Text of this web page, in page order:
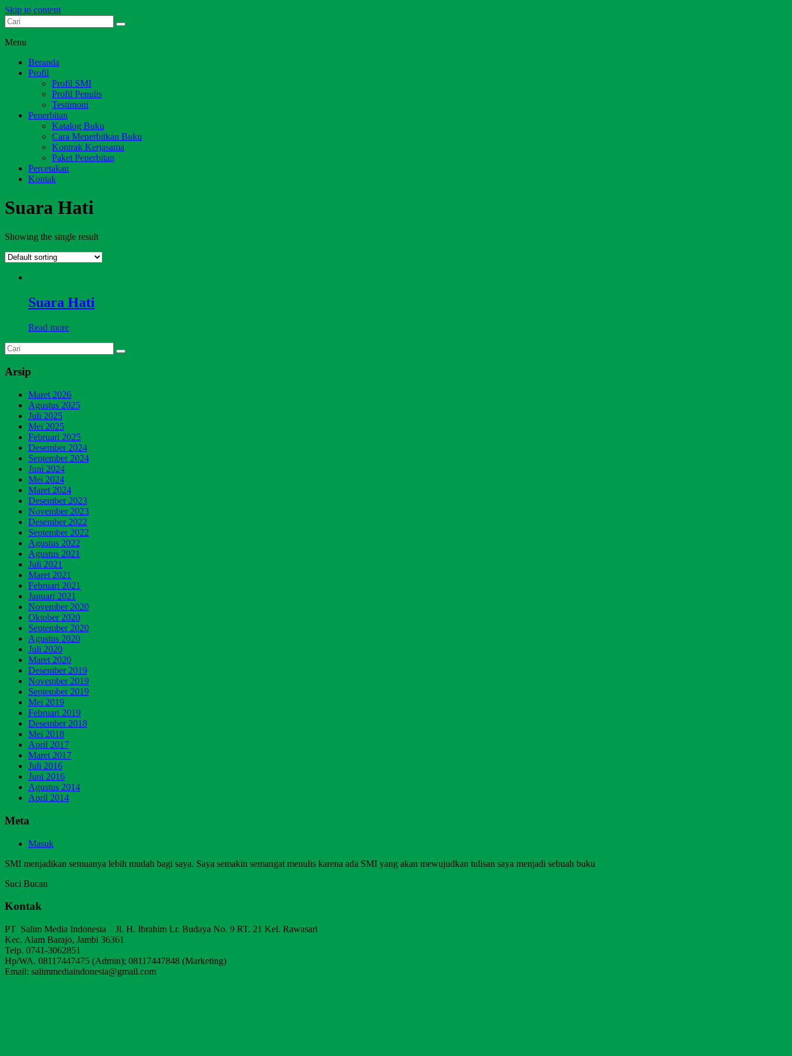
Skip to content
Dari Jambi untuk Indonesia
Menu
Beranda
Profil
Profil SMI
Profil Penulis
Testimoni
Penerbitan
Katalog Buku
Cara Menerbitkan Buku
Kontrak Kerjasama
Paket Penerbitan
Percetakan
Kontak
Suara Hati
Showing the single result
Suara Hati
Read more
Arsip
Maret 2026
Agustus 2025
Juli 2025
Mei 2025
Februari 2025
Desember 2024
September 2024
Juni 2024
Mei 2024
Maret 2024
Desember 2023
November 2023
Desember 2022
September 2022
Agustus 2022
Agustus 2021
Juli 2021
Maret 2021
Februari 2021
Januari 2021
November 2020
Oktober 2020
September 2020
Agustus 2020
Juli 2020
Maret 2020
Desember 2019
November 2019
September 2019
Mei 2019
Februari 2019
Desember 2018
Mei 2018
April 2017
Maret 2017
Juli 2016
Juni 2016
Agustus 2014
April 2014
Meta
Masuk
SMI menjadikan semuanya lebih mudah bagi saya. Saya semakin semangat menulis karena ada SMI yang akan mewujudkan tulisan saya menjadi sebuah buku
Suci Bucan
Kontak
PT Salim Media Indonesia Jl. H. Ibrahim Lr. Budaya No. 9 RT. 21 Kel. Rawasari
Kec. Alam Barajo, Jambi 36361
Telp. 0741-3062851
Hp/WA. 08117447475 (Admin); 08117447848 (Marketing)
Email: salimmediaindonesia@gmail.com